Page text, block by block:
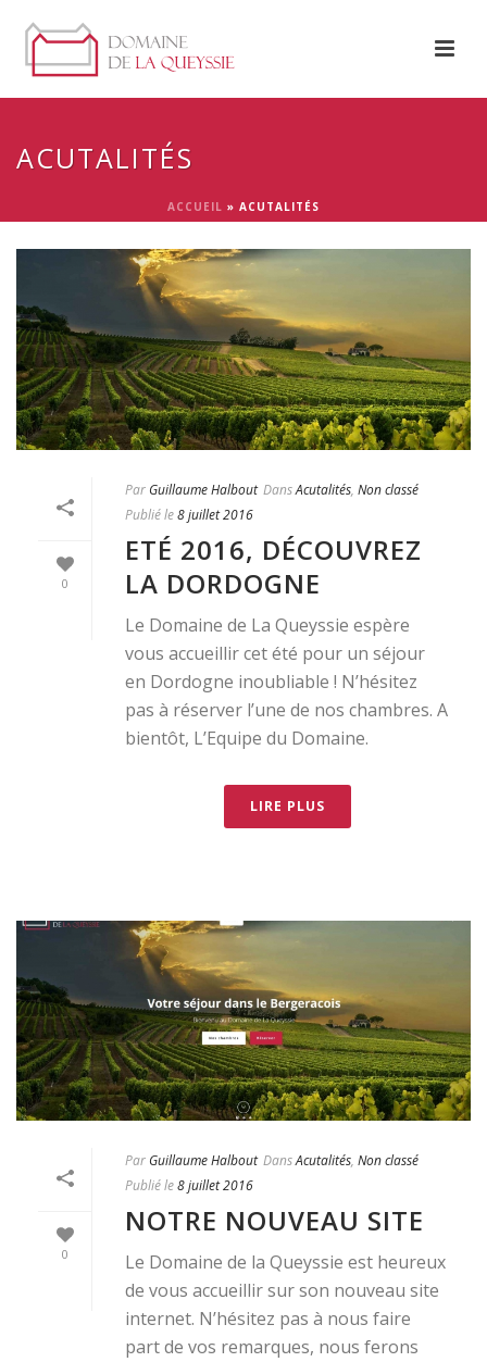
ACUTALITÉS
ACCUEIL » ACUTALITÉS
0
Par Guillaume Halbout DansAcutalités, Non classé
Publié le8 juillet 2016
ETÉ 2016, DÉCOUVREZ
LA DORDOGNE
Le Domaine de La Queyssie espère
vous accueillir cet été pour un séjour
en Dordogne inoubliable ! N’hésitez
pas à réserver l’une de nos chambres. A
bientôt, L’Equipe du Domaine.
LIRE PLUS
0
Par Guillaume Halbout DansAcutalités, Non classé
Publié le8 juillet 2016
NOTRE NOUVEAU SITE
Le Domaine de la Queyssie est heureux
de vous accueillir sur son nouveau site
internet. N’hésitez pas à nous faire
part de vos remarques, nous ferons